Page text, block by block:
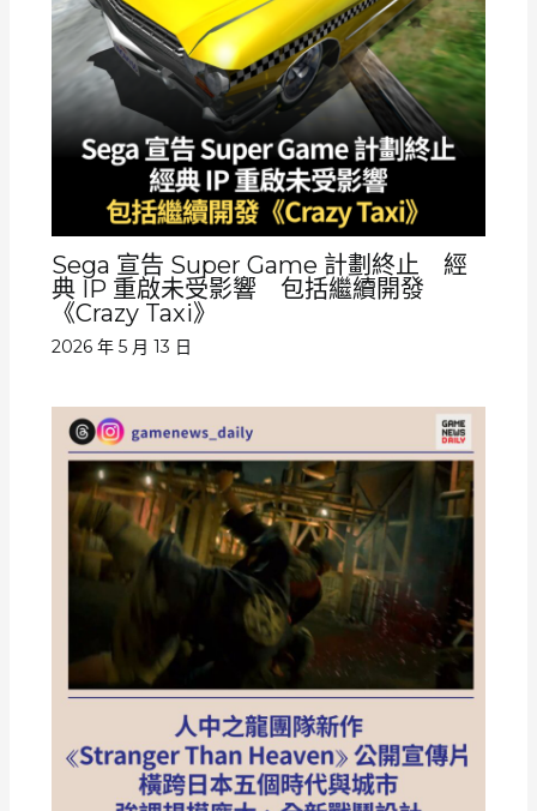
Sega 宣告 Super Game 計劃終止 經
典 IP 重啟未受影響 包括繼續開發
《Crazy Taxi》
2026 年 5 月 13 日